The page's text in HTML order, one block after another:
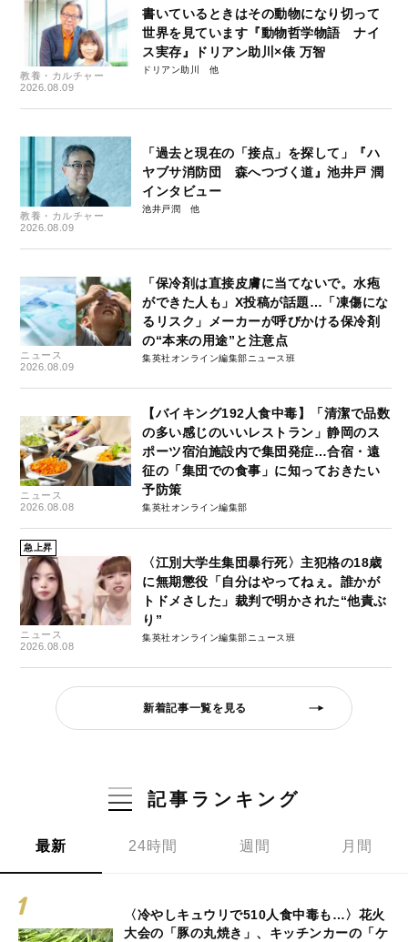
教養・カルチャー
2026.08.09
書いているときはその動物になり切って
世界を見ています『動物哲学物語 ナイ
ス実存』ドリアン助川×俵 万智
ドリアン助川
教養・カルチャー
2026.08.09
「過去と現在の「接点」を探して」『ハ
ヤブサ消防団 森へつづく道』池井戸 潤
インタビュー
池井戸潤
ニュース
2026.08.09
「保冷剤は直接皮膚に当てないで。水疱
ができた人も」X投稿が話題…「凍傷にな
るリスク」メーカーが呼びかける保冷剤
の“本来の用途”と注意点
集英社オンライン編集部ニュース班
ニュース
2026.08.08
【バイキング192人食中毒】「清潔で品数
の多い感じのいいレストラン」静岡のス
ポーツ宿泊施設内で集団発症…合宿・遠
征の「集団での食事」に知っておきたい
予防策
集英社オンライン編集部
急上昇
ニュース
2026.08.08
〈江別大学生集団暴行死〉主犯格の18歳
に無期懲役「自分はやってねぇ。誰かが
トドメさした」裁判で明かされた“他責ぶ
り”
集英社オンライン編集部ニュース班
新着記事一覧を見る
記事ランキング
最新 24時間 週間 月間
〈冷やしキュウリで510人食中毒も…〉花火
大会の「豚の丸焼き」、キッチンカーの「ケ